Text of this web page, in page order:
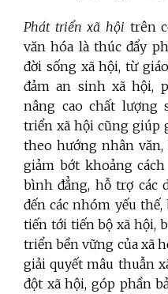
Phát triển xã hội trên
văn hóa là thúc đẩy
đời sống xã hội, từ
đảm an sinh xã hội,
nâng cao chất lượng
triển xã hội cũng giúp
theo hướng nhân văn,
giảm bớt khoảng
bình đẳng, hỗ trợ các
đến các nhóm yếu
tiến tới tiến bộ xã hội,
triển bền vững của xã
giải quyết mâu thuẫn
đột xã hội, góp phần